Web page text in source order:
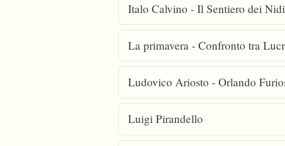
Italo Calvino - Il Sentiero dei
La primavera - Confronto tra
Ludovico Ariosto - Orlando
Luigi Pirandello